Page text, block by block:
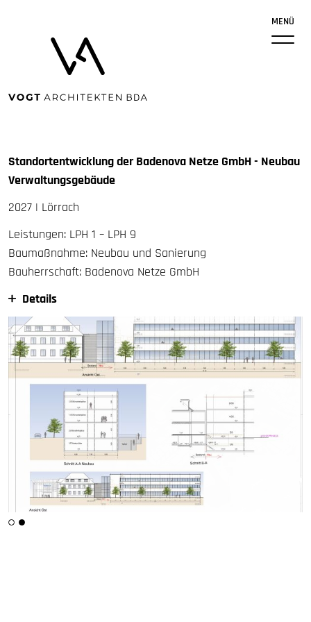
MENÜ
Standortentwicklung der Badenova Netze GmbH - Neubau
Verwaltungsgebäude
2027 | Lörrach
Leistungen: LPH 1 – LPH 9
Baumaßnahme: Neubau und Sanierung
Bauherrschaft: Badenova Netze GmbH
Details